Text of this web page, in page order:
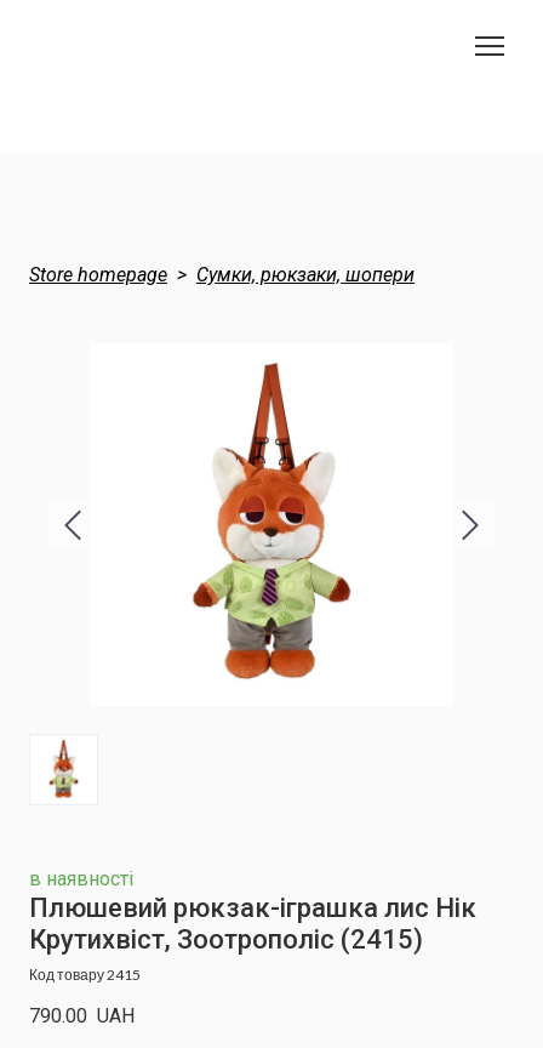
Store homepage Сумки, рюкзаки, шопери
в наявності
Плюшевий рюкзак-іграшка лис Нік
Крутихвіст, Зоотрополіс (2415)
Код товару 2415
790.00  UAH